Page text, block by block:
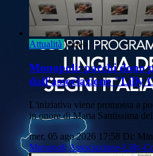
Attualità Video
Monopoli: pacchi dono
dall'associazione "Lilly
L'iniziativa viene promossa a
in onore di Maria Santissima
mer, 05 ago 2026 17:58 Di:
Monopoli Associazione-Lilly-